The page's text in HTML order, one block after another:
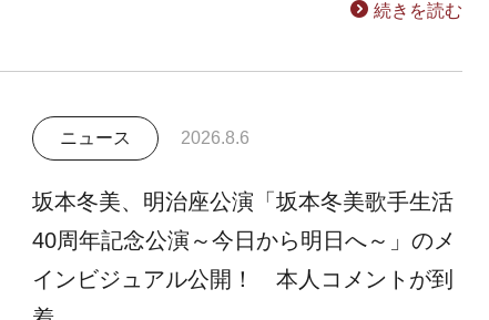
続きを読む
ニュース 2026.8.6
坂本冬美、明治座公演「坂本冬美歌手生活
40周年記念公演～今日から明日へ～」のメ
インビジュアル公開！ 本人コメントが到